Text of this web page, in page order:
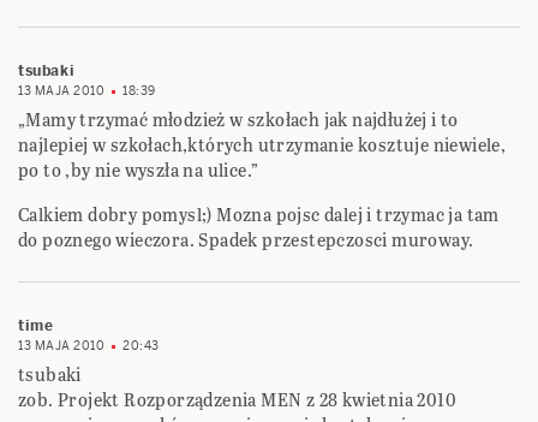
tsubaki
13 MAJA 2010 18:39
„Mamy trzymać młodzież w szkołach jak najdłużej i to
najlepiej w szkołach,których utrzymanie kosztuje niewiele,
po to ,by nie wyszła na ulice.”
Calkiem dobry pomysl;) Mozna pojsc dalej i trzymac ja tam
do poznego wieczora. Spadek przestepczosci muroway.
time
13 MAJA 2010 20:43
tsubaki
zob. Projekt Rozporządzenia MEN z 28 kwietnia 2010